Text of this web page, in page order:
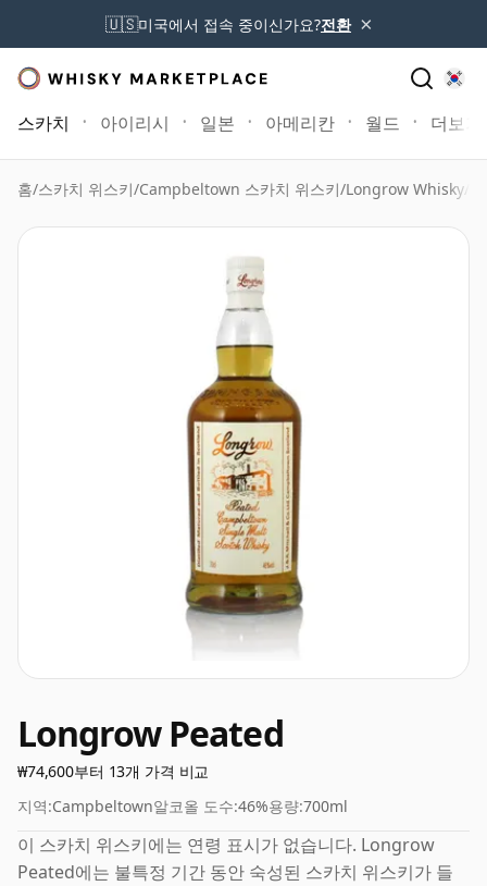
🇺🇸미국에서 접속 중이신가요?전환 ×
스카치 아이리시 일본 아메리칸 월드 더보기
홈/스카치 위스키/Campbeltown 스카치 위스키/Longrow Whisky
Longrow Peated
₩74,600부터 13개 가격 비교
지역:Campbeltown알코올 도수:46%용량:700ml
이 스카치 위스키에는 연령 표시가 없습니다. Longrow
Peated에는 불특정 기간 동안 숙성된 스카치 위스키가 들